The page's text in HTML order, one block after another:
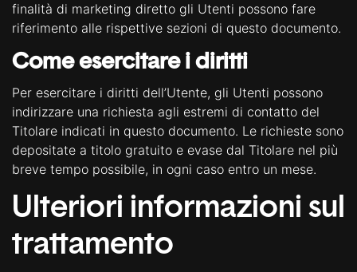
finalità di marketing diretto gli Utenti possono fare
riferimento alle rispettive sezioni di questo documento.
Come esercitare i diritti
Per esercitare i diritti dell’Utente, gli Utenti possono
indirizzare una richiesta agli estremi di contatto del
Titolare indicati in questo documento. Le richieste sono
depositate a titolo gratuito e evase dal Titolare nel più
breve tempo possibile, in ogni caso entro un mese.
Ulteriori informazioni sul
trattamento